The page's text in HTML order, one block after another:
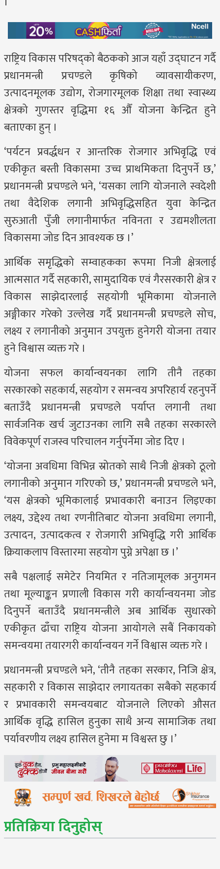
राष्ट्रिय विकास परिषद्को बैठकको आज यहाँ उद्घाटन गर्दै
प्रधानमन्त्री प्रचण्डले कृषिको व्यावसायीकरण,
उत्पादनमूलक उद्योग, रोजगारमूलक शिक्षा तथा स्वास्थ्य
क्षेत्रको गुणस्तर वृद्धिमा १६ औँ योजना केन्द्रित हुने
बताएका हुन् ।
‘पर्यटन प्रवर्द्धधन र आन्तरिक रोजगार अभिवृद्धि एवं
एकीकृत बस्ती विकासमा उच्च प्राथमिकता दिनुपर्ने छ,’
प्रधानमन्त्री प्रचण्डले भने, ‘यसका लागि योजनाले स्वदेशी
तथा वैदेशिक लगानी अभिवृद्धिसहित युवा केन्द्रित
सुरुआती पुँजी लगानीमार्फत नविनता र उद्यमशीलता
विकासमा जोड दिन आवश्यक छ ।’
आर्थिक समृद्धिको सम्वाहकका रूपमा निजी क्षेत्रलाई
आत्मसात गर्दै सहकारी, सामुदायिक एवं गैरसरकारी क्षेत्र र
विकास साझेदारलाई सहयोगी भूमिकामा योजनाले
अङ्गीकार गरेको उल्लेख गर्दै प्रधानमन्त्री प्रचण्डले सोच,
लक्ष्य र लगानीको अनुमान उपयुक्त हुनेगरी योजना तयार
हुने विश्वास व्यक्त गरे ।
योजना सफल कार्यान्वयनका लागि तीनै तहका
सरकारको सहकार्य, सहयोग र समन्वय अपरिहार्य रहनुपर्ने
बताउँदै प्रधानमन्त्री प्रचण्डले पर्याप्त लगानी तथा
सार्वजनिक खर्च जुटाउनका लागि सबै तहका सरकारले
विवेकपूर्ण राजस्व परिचालन गर्नुपर्नेमा जोड दिए ।
‘योजना अवधिमा विभिन्न स्रोतको साथै निजी क्षेत्रको ठूलो
लगानीको अनुमान गरिएको छ,’ प्रधानमन्त्री प्रचण्डले भने,
‘यस क्षेत्रको भूमिकालाई प्रभावकारी बनाउन लिइएका
लक्ष्य, उद्देश्य तथा रणनीतिबाट योजना अवधिमा लगानी,
उत्पादन, उत्पादकत्व र रोजगारी अभिवृद्धि गरी आर्थिक
क्रियाकलाप विस्तारमा सहयोग पुग्ने अपेक्षा छ ।’
सबै पक्षलाई समेटेर नियमित र नतिजामूलक अनुगमन
तथा मूल्याङ्कन प्रणाली विकास गरी कार्यान्वयनमा जोड
दिनुपर्ने बताउँदै प्रधानमन्त्रीले अब आर्थिक सुधारको
एकीकृत ढाँचा राष्ट्रिय योजना आयोगले सबैं निकायको
समन्वयमा तयारगरी कार्यान्वयन गर्ने विश्वास व्यक्त गरे ।
प्रधानमन्त्री प्रचण्डले भने, ‘तीनै तहका सरकार, निजि क्षेत्र,
सहकारी र विकास साझेदार लगायतका सबैको सहकार्य
र प्रभावकारी समन्वयबाट योजनाले लिएको औसत
आर्थिक वृद्धि हासिल हुनुका साथै अन्य सामाजिक तथा
पर्यावरणीय लक्ष्य हासिल हुनेमा म विश्वस्त छु ।’
प्रतिक्रिया दिनुहोस्